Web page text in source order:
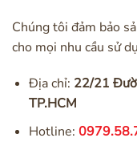
Chúng tôi đảm bảo
cho mọi nhu cầu sử
Địa chỉ: 22/21
TP.HCM
Hotline: